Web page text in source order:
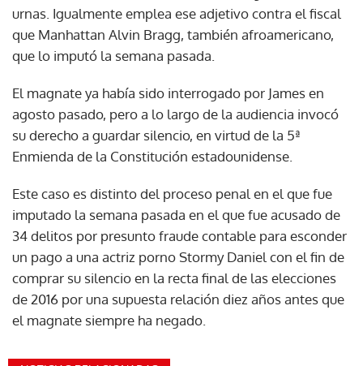
urnas. Igualmente emplea ese adjetivo contra el fiscal
que Manhattan Alvin Bragg, también afroamericano,
que lo imputó la semana pasada.
El magnate ya había sido interrogado por James en
agosto pasado, pero a lo largo de la audiencia invocó
su derecho a guardar silencio, en virtud de la 5ª
Enmienda de la Constitución estadounidense.
Este caso es distinto del proceso penal en el que fue
imputado la semana pasada en el que fue acusado de
34 delitos por presunto fraude contable para esconder
un pago a una actriz porno Stormy Daniel con el fin de
comprar su silencio en la recta final de las elecciones
de 2016 por una supuesta relación diez años antes que
el magnate siempre ha negado.